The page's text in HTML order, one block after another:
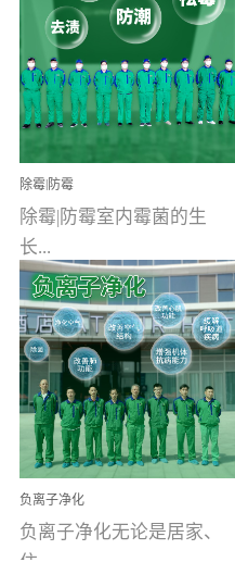
空气污染净化治理）工业
文明的进步，创造了多姿
多彩的家居产品和生活情
调，但也带来了以甲醛为
首的室内...
除霉|防霉
除霉|防霉室内霉菌的生
长...
受温度、湿度、基质养
分、通风四个条件影响，
温暖潮湿、营养物质多、
通风缓慢的空间最易滋生
大量霉菌的...
负离子净化
负离子净化无论是居家、